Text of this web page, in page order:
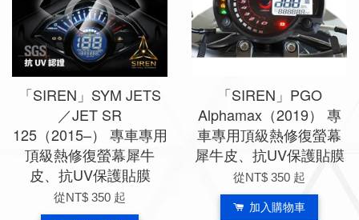
「SIREN」SYM JETS
／JET SR
125（2015–） 專車專用
頂級熱修復螢幕犀牛
皮、抗UV保護貼膜
從NT$ 350 起
「SIREN」PGO
Alphamax（2019） 專
車專用頂級熱修復螢幕
犀牛皮、抗UV保護貼膜
從NT$ 350 起
加入購物車